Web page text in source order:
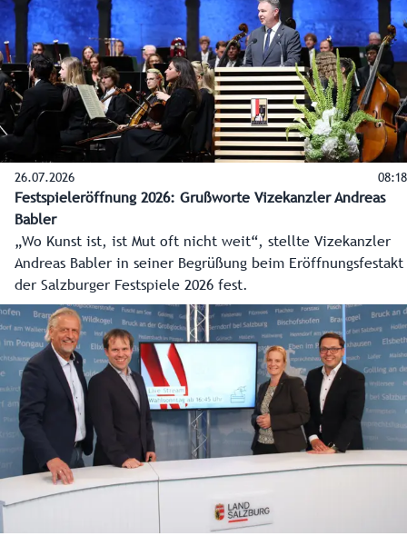
26.07.2026 08:18
Festspieleröffnung 2026: Grußworte Vizekanzler Andreas
Babler
„Wo Kunst ist, ist Mut oft nicht weit“, stellte Vizekanzler
Andreas Babler in seiner Begrüßung beim Eröffnungsfestakt
der Salzburger Festspiele 2026 fest.